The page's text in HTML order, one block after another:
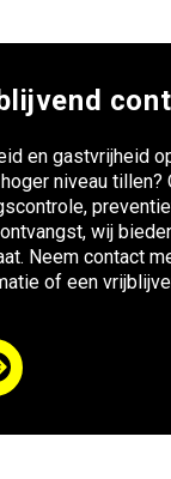
en gastvrijheid
niveau tillen?
wij
Neem contact
of een